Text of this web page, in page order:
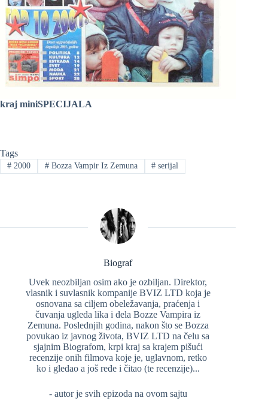
kraj miniSPECIJALA
Tags
#2000 #Bozza Vampir Iz Zemuna # serijal
Biograf
Uvek neozbiljan osim ako je ozbiljan. Direktor,
vlasnik i suvlasnik kompanije BVIZ LTD koja je
osnovana sa ciljem obeležavanja, praćenja i
čuvanja ugleda lika i dela Bozze Vampira iz
Zemuna. Poslednjih godina, nakon što se Bozza
povukao iz javnog života, BVIZ LTD na čelu sa
sjajnim Biografom, krpi kraj sa krajem pišući
recenzije onih filmova koje je, uglavnom, retko
ko i gledao a još ređe i čitao (te recenzije)...
- autor je svih epizoda na ovom sajtu